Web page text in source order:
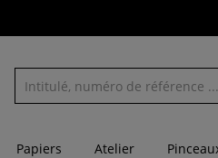
Papiers Atelier